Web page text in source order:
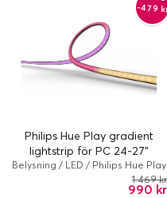
-479
Philips Hue Play gradient
lightstrip för PC 24-27"
Belysning / LED / Philips Hue Play
990 kr
1 469 kr